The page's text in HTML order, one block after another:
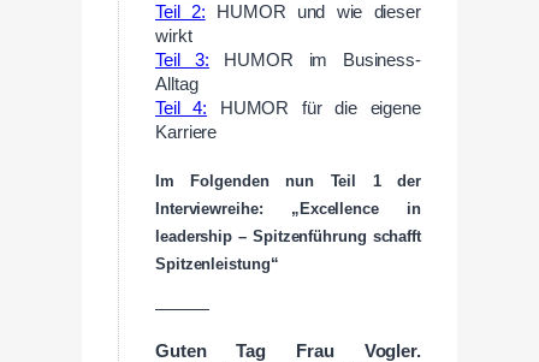
Teil 2: HUMOR und wie dieser
wirkt
Teil 3: HUMOR im Business-
Alltag
Teil 4: HUMOR für die eigene
Karriere
Im Folgenden nun Teil 1 der
Interviewreihe: „Excellence in
leadership – Spitzenführung schafft
Spitzenleistung“
———
Guten Tag Frau Vogler.